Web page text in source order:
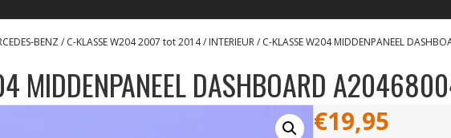
BENZ/ C-KLASSE W204 2007 tot 2014/ INTERIEUR/ C-KLASSE W204 MIDDENPANEEL
MIDDENPANEEL DASHBOARD
€19,95